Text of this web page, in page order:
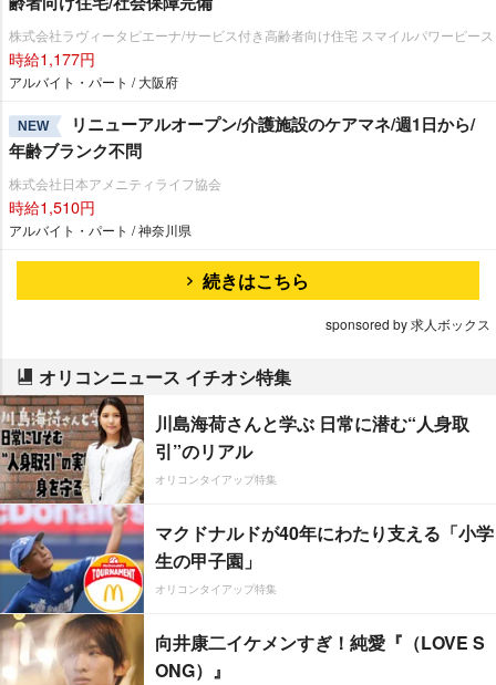
株式会社ラヴィータピエーナ/サービス付き高齢者向け住宅 スマイルパワーピース
時給1,177円
アルバイト・パート / 大阪府
NEW
リニューアルオープン/介護施設のケアマネ/週1日から/
年齢ブランク不問
株式会社日本アメニティライフ協会
時給1,510円
アルバイト・パート / 神奈川県
続きはこちら
sponsored by 求人ボックス
オリコンニュース イチオシ特集
川島海荷さんと学ぶ 日常に潜む“人身取
引”のリアル
オリコンタイアップ特集
マクドナルドが40年にわたり支える「小学
生の甲子園」
オリコンタイアップ特集
向井康二イケメンすぎ！純愛『（LOVE S
ONG）』